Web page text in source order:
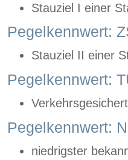
Stauziel I einer
Pegelkennwert:
Stauziel II einer
Pegelkennwert:
Pegelkennwert:
niedrigster